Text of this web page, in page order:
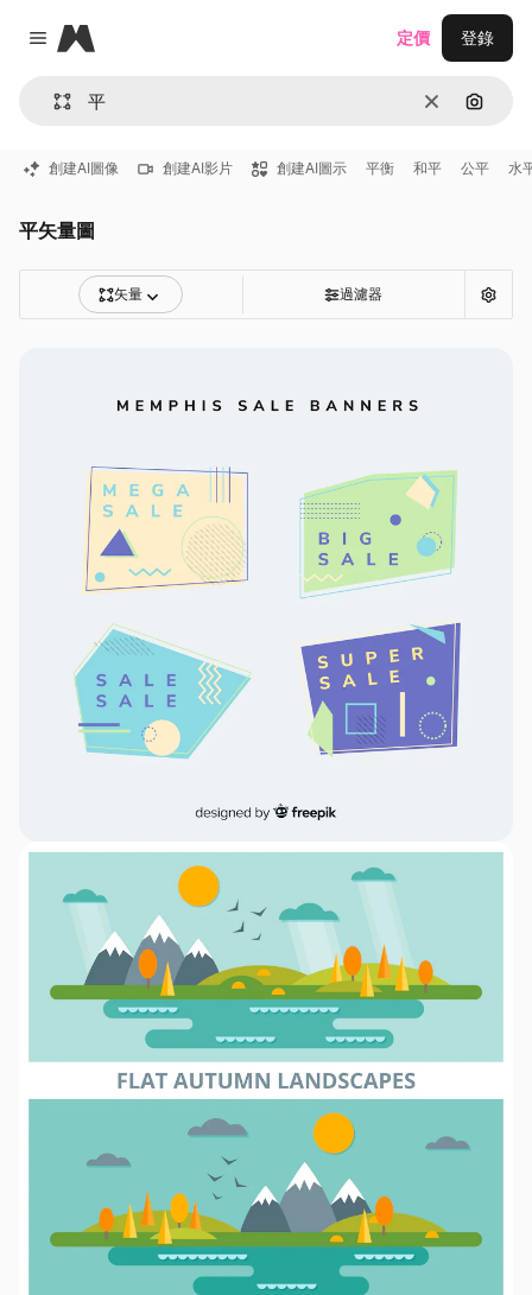
Close menu
Magnific
清除 通過圖
定價 登錄
創建AI圖像 創建AI影片 創建AI圖示 平衡 和平 公平 水
平矢量圖
矢量 過濾器